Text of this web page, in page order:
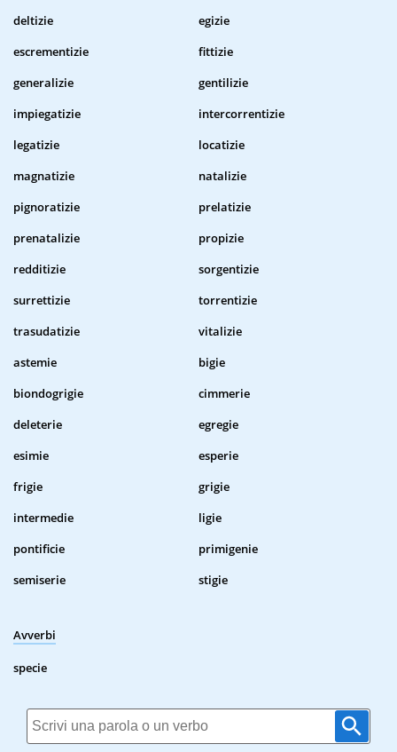
deltizie
egizie
escrementizie
fittizie
generalizie
gentilizie
impiegatizie
intercorrentizie
legatizie
locatizie
magnatizie
natalizie
pignoratizie
prelatizie
prenatalizie
propizie
redditizie
sorgentizie
surrettizie
torrentizie
trasudatizie
vitalizie
astemie
bigie
biondogrigie
cimmerie
deleterie
egregie
esimie
esperie
frigie
grigie
intermedie
ligie
pontificie
primigenie
semiserie
stigie
Avverbi
specie